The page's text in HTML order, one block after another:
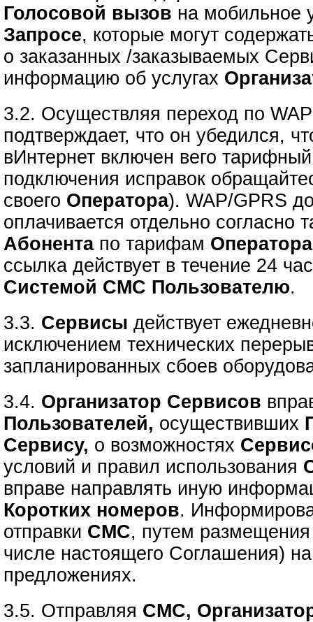
Голосовой вызов на мобильное
Запросе, которые могут
о заказанных /заказываемых
информацию об услугах
3.2. Осуществляя переход по
подтверждает, что он убедился,
вИнтернет включен вего
подключения исправок
своего Оператора). WAP/GPRS
оплачивается отдельно согласно
Абонентапо тарифам Оператора
ссылка действует в течение 24
Системой СМС Пользователю.
3.3. Сервисы действует
исключением технических
запланированных сбоев
3.4. Организатор Сервисов
Пользователей, осуществивших
Сервису, о возможностях
условий и правил использования
вправе направлять иную
Коротких номеров.
отправки СМС, путем
числе настоящего Соглашения)
предложениях.
3.5. Отправляя СМС,